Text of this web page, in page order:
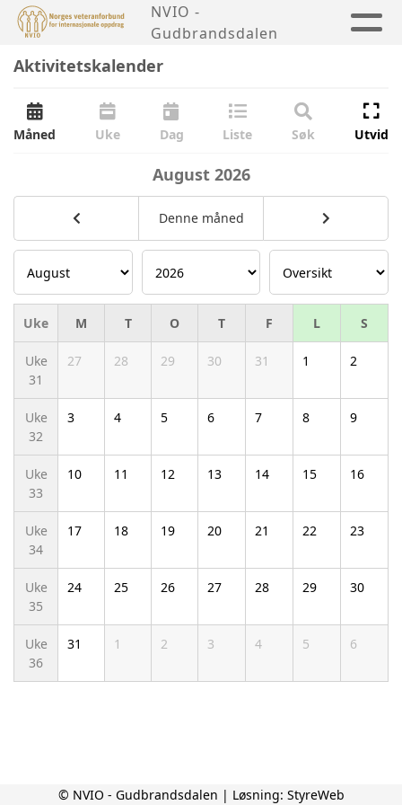
NVIO -
Gudbrandsdalen
Aktivitetskalender
Måned Uke Dag Liste Søk Utvid
Denne måned
August 2026
Uke M T O T F L S
Uke
31
27 28 29 30 31 1 2
Uke
32
3 4 5 6 7 8 9
Uke
33
10 11 12 13 14 15 16
Uke
34
17 18 19 20 21 22 23
Uke
35
24 25 26 27 28 29 30
Uke
36
31 1 2 3 4 5 6
© NVIO - Gudbrandsdalen | Løsning: StyreWeb